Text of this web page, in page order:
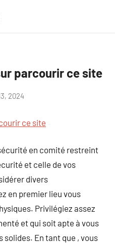
parcourir ce site
2024
ce site
en comité restreint
et celle de vos
divers
en premier lieu vous
Privilégiez assez
et qui soit apte à vous
En tant que , vous